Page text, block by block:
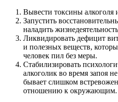
Вывести токсины алкоголя
Запустить
наладить
Ликвидировать дефицит
и полезных веществ,
человек пил без меры.
Стабилизировать
алкоголик во время запоя
бывает слишком
отношению к окружающим.